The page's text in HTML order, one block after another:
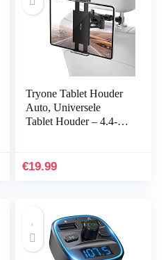
Tryone Tablet Houder
Auto, Universele
Tablet Houder – 4.4-11
voor iPad iPhone…
€19.99